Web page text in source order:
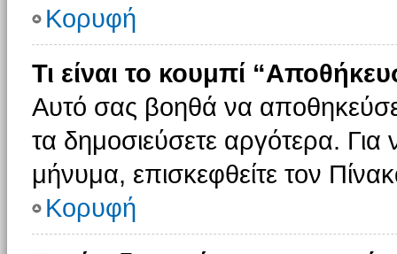
Κορυφή
Τι είναι το κουμπί
Αυτό σας βοηθά να
τα δημοσιεύσετε αργότερα.
μήνυμα, επισκεφθείτε τον
Κορυφή